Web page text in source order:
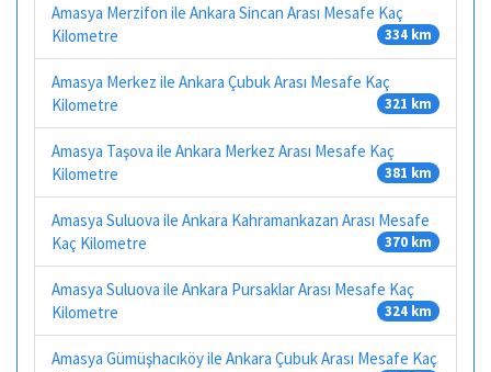
Amasya Merzifon ile Ankara Sincan Arası Mesafe Kaç
Kilometre
334 km
Amasya Merkez ile Ankara Çubuk Arası Mesafe Kaç
Kilometre
321 km
Amasya Taşova ile Ankara Merkez Arası Mesafe Kaç
Kilometre
381 km
Amasya Suluova ile Ankara Kahramankazan Arası Mesafe
Kaç Kilometre
370 km
Amasya Suluova ile Ankara Pursaklar Arası Mesafe Kaç
Kilometre
324 km
Amasya Gümüşhacıköy ile Ankara Çubuk Arası Mesafe Kaç